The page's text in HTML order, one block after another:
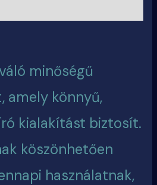
minőségű
amely könnyű,
kialakítást biztosít.
köszönhetően
használatnak,